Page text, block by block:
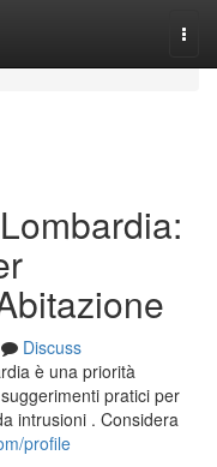
Discuss
è una priorità
pratici per
intrusioni . Considera
profile